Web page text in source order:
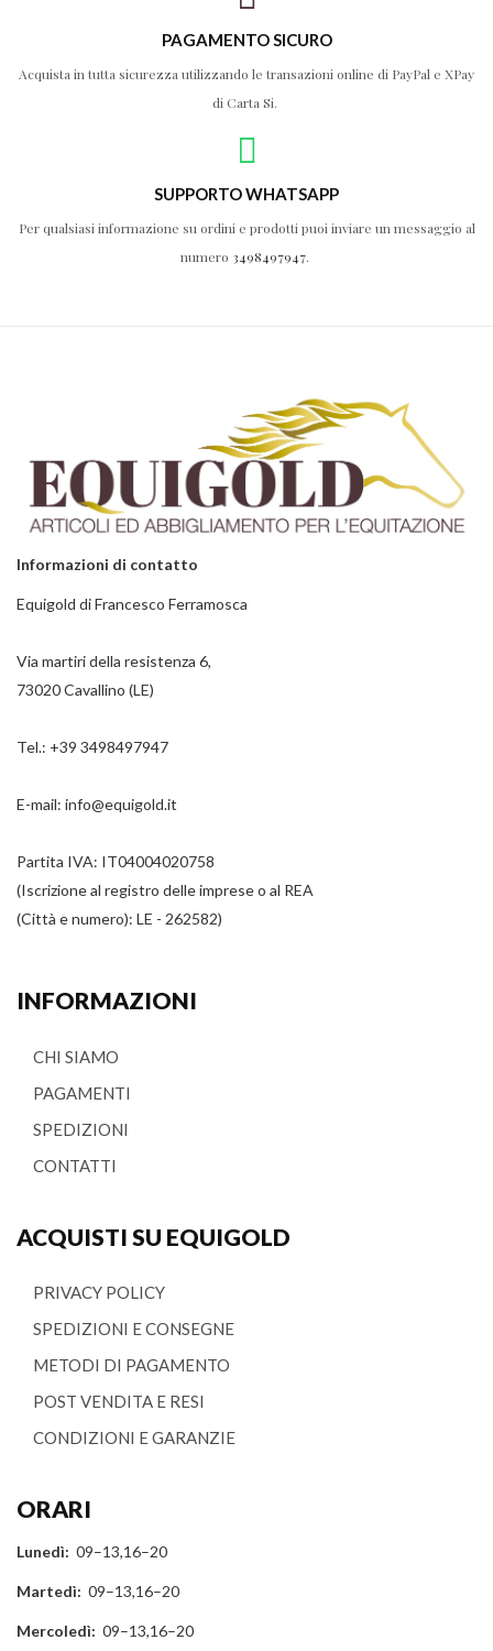
PAGAMENTO SICURO
Acquista in tutta sicurezza utilizzando le transazioni online di PayPal e XPay
di Carta Si.
SUPPORTO WHATSAPP
Per qualsiasi informazione su ordini e prodotti puoi inviare un messaggio al
numero 3498497947.
Informazioni di contatto
Equigold di Francesco Ferramosca
Via martiri della resistenza 6,
73020 Cavallino (LE)
Tel.: +39 3498497947
E-mail: info@equigold.it
Partita IVA: IT04004020758
(Iscrizione al registro delle imprese o al REA
(Città e numero): LE - 262582)
INFORMAZIONI
CHI SIAMO
PAGAMENTI
SPEDIZIONI
CONTATTI
ACQUISTI SU EQUIGOLD
PRIVACY POLICY
SPEDIZIONI E CONSEGNE
METODI DI PAGAMENTO
POST VENDITA E RESI
CONDIZIONI E GARANZIE
ORARI
Lunedì: 09–13,16–20
Martedì: 09–13,16–20
Mercoledì: 09–13,16–20